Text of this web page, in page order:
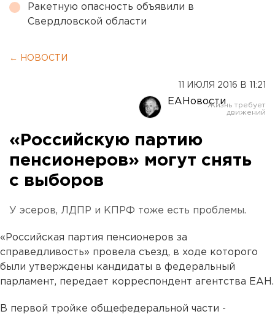
Ракетную опасность объявили в
Свердловской области
← НОВОСТИ
11 ИЮЛЯ 2016 В 11:21
ЕАНовости
«Российскую партию
пенсионеров» могут снять
с выборов
У эсеров, ЛДПР и КПРФ тоже есть проблемы.
«Российская партия пенсионеров за
справедливость» провела съезд, в ходе которого
были утверждены кандидаты в федеральный
парламент, передает корреспондент агентства ЕАН.
В первой тройке общефедеральной части -